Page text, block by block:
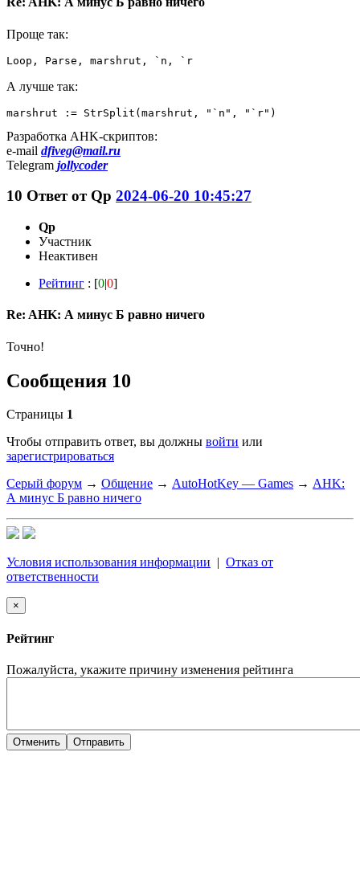
Проще так:
Loop, Parse, marshrut, `n, `r
А лучше так:
marshrut := StrSplit(marshrut, "`n", "`r")
Разработка AHK-скриптов:
e-mail dfiveg@mail.ru
Telegram jollycoder
10 Ответ от Qp 2024-06-20 10:45:27
Qp
Участник
Неактивен
Рейтинг : [0|0]
Re: AHK: А минус Б равно ничего
Точно!
Сообщения 10
Страницы 1
Чтобы отправить ответ, вы должны войти или
зарегистрироваться
Серый форум → Общение → AutoHotKey — Games → AHK:
А минус Б равно ничего
Условия использования информации
Отказ от
ответственности
×
Рейтинг
Пожалуйста, укажите причину изменения рейтинга
Отменить Отправить